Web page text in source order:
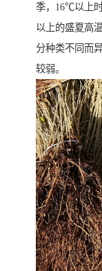
季，16℃以上
以上的盛夏高
分种类不同而
较弱。